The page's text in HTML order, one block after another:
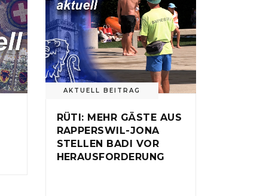
AKTUELL BEITRAG
RÜTI: MEHR GÄSTE AUS
RAPPERSWIL-JONA
STELLEN BADI VOR
HERAUSFORDERUNG